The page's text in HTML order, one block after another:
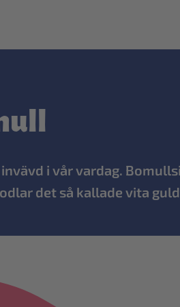
i vår vardag.
det så kallade vita